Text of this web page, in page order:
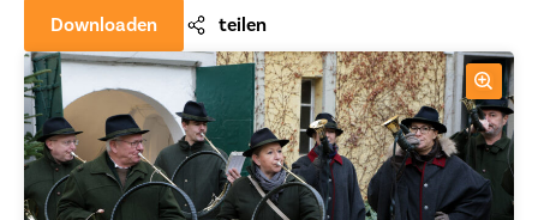
Downloaden teilen